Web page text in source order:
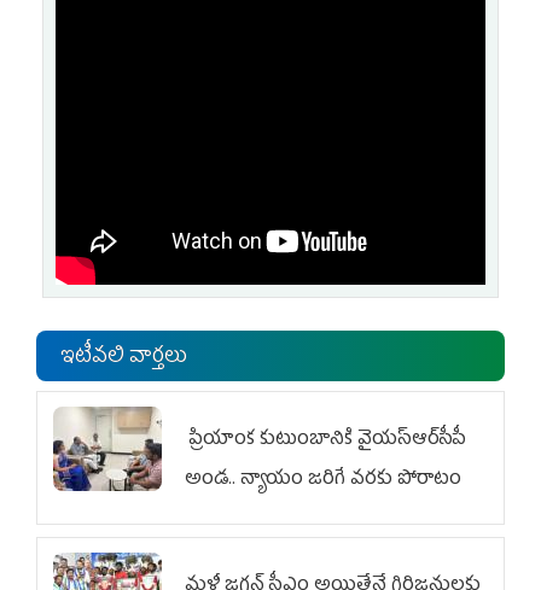
ఇటీవలి వార్తలు
ప్రియాంక కుటుంబానికి వైయ‌స్ఆర్‌సీపీ
అండ.. న్యాయం జరిగే వరకు పోరాటం